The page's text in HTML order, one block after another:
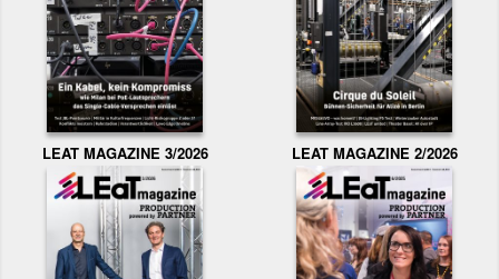
LEAT MAGAZINE 3/2026 LEAT MAGAZINE 2/2026